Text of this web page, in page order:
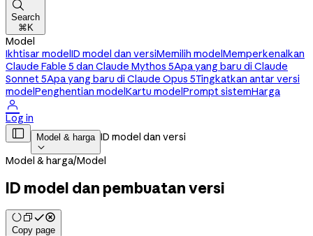

Search
⌘K
Model
Ikhtisar modelID model dan versiMemilih modelMemperkenalkan
Claude Fable 5 dan Claude Mythos 5Apa yang baru di Claude
Sonnet 5Apa yang baru di Claude Opus 5Tingkatkan antar versi
modelPenghentian modelKartu modelPrompt sistemHarga

Log in
 Model & harga

ID model dan versi
Model & harga/Model
ID model dan pembuatan versi
Copy page